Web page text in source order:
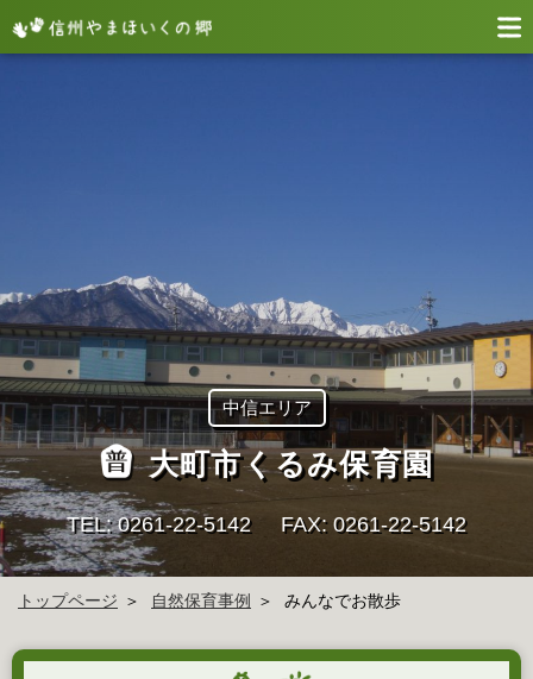
中信エリア
大町市くるみ保育園
TEL: 0261‐22‐5142 FAX: 0261‐22‐5142
トップページ 自然保育事例 みんなでお散歩